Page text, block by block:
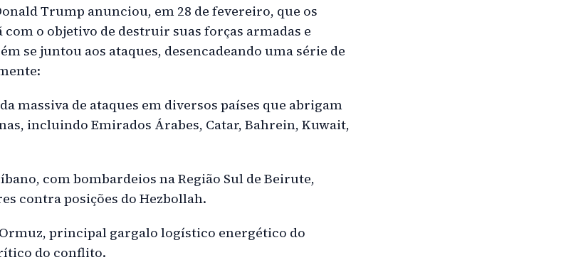
Trump anunciou, em 28 de fevereiro, que os
o objetivo de destruir suas forças armadas e
se juntou aos ataques, desencadeando uma série de
massiva de ataques em diversos países que abrigam
incluindo Emirados Árabes, Catar, Bahrein, Kuwait,
com bombardeios na Região Sul de Beirute,
contra posições do Hezbollah.
principal gargalo logístico energético do
do conflito.